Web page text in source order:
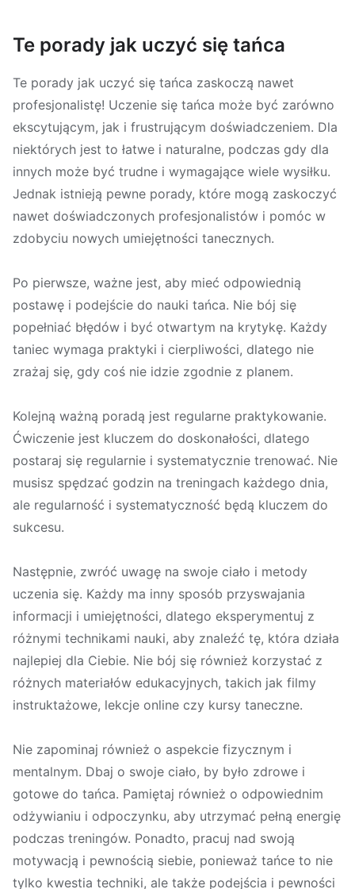
Te porady jak uczyć się tańca
Te porady jak uczyć się tańca zaskoczą nawet
profesjonalistę! Uczenie się tańca może być zarówno
ekscytującym, jak i frustrującym doświadczeniem. Dla
niektórych jest to łatwe i naturalne, podczas gdy dla
innych może być trudne i wymagające wiele wysiłku.
Jednak istnieją pewne porady, które mogą zaskoczyć
nawet doświadczonych profesjonalistów i pomóc w
zdobyciu nowych umiejętności tanecznych.
Po pierwsze, ważne jest, aby mieć odpowiednią
postawę i podejście do nauki tańca. Nie bój się
popełniać błędów i być otwartym na krytykę. Każdy
taniec wymaga praktyki i cierpliwości, dlatego nie
zrażaj się, gdy coś nie idzie zgodnie z planem.
Kolejną ważną poradą jest regularne praktykowanie.
Ćwiczenie jest kluczem do doskonałości, dlatego
postaraj się regularnie i systematycznie trenować. Nie
musisz spędzać godzin na treningach każdego dnia,
ale regularność i systematyczność będą kluczem do
sukcesu.
Następnie, zwróć uwagę na swoje ciało i metody
uczenia się. Każdy ma inny sposób przyswajania
informacji i umiejętności, dlatego eksperymentuj z
różnymi technikami nauki, aby znaleźć tę, która działa
najlepiej dla Ciebie. Nie bój się również korzystać z
różnych materiałów edukacyjnych, takich jak filmy
instruktażowe, lekcje online czy kursy taneczne.
Nie zapominaj również o aspekcie fizycznym i
mentalnym. Dbaj o swoje ciało, by było zdrowe i
gotowe do tańca. Pamiętaj również o odpowiednim
odżywianiu i odpoczynku, aby utrzymać pełną energię
podczas treningów. Ponadto, pracuj nad swoją
motywacją i pewnością siebie, ponieważ tańce to nie
tylko kwestia techniki, ale także podejścia i pewności